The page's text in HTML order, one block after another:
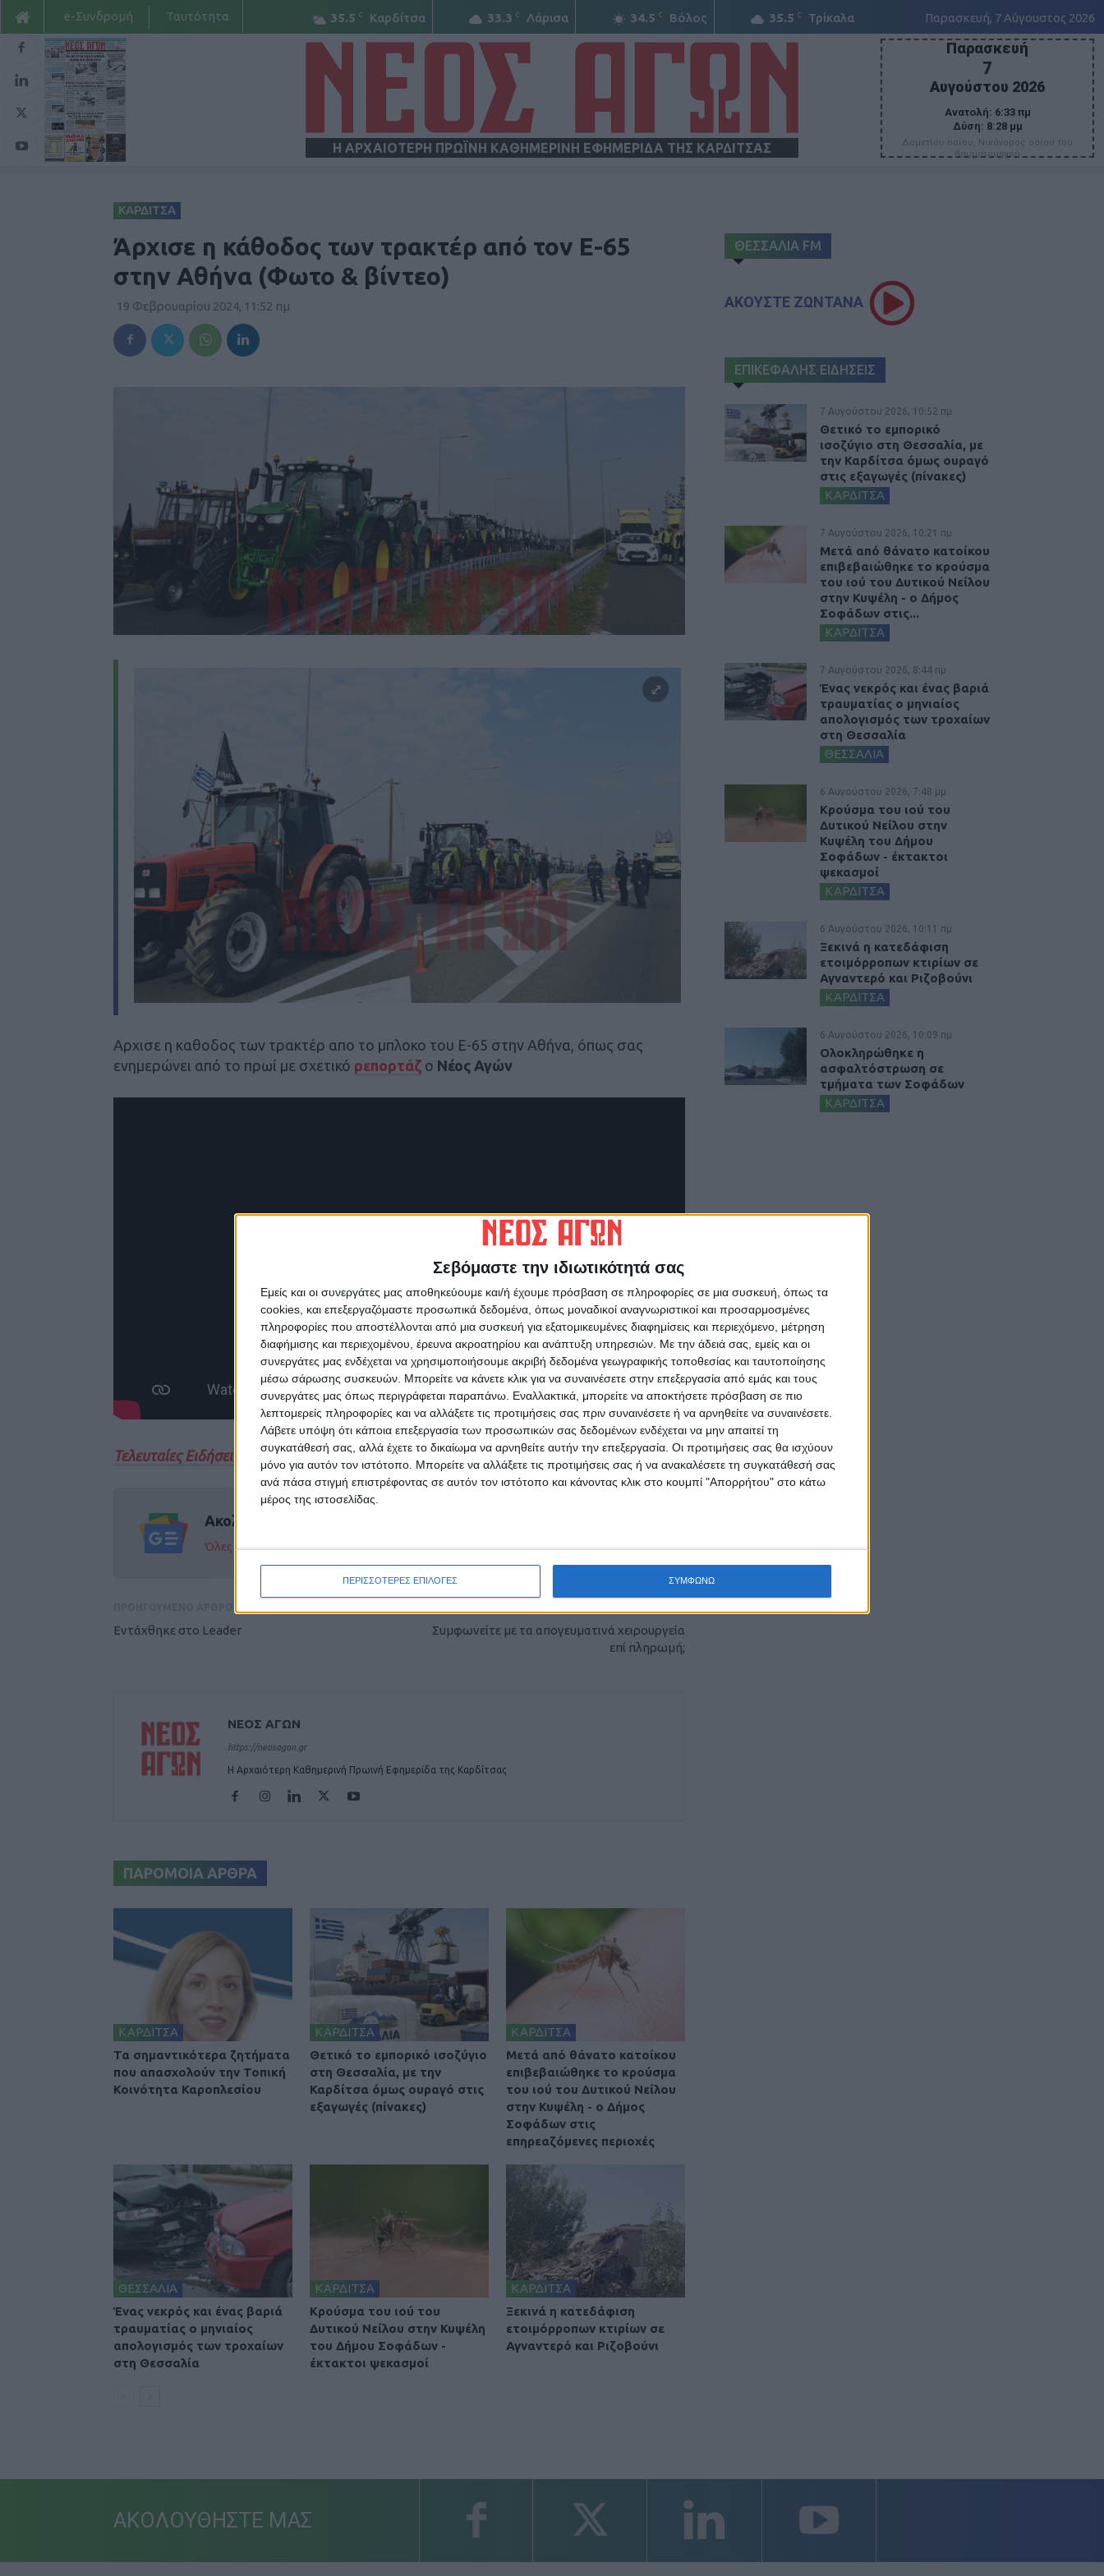
Σεβόμαστε την ιδιωτικότητά σας
Εμείς και οι συνεργάτες μας αποθηκεύουμε και/ή έχουμε πρόσβαση σε πληροφορίες σε μια συσκευή, όπως τα
cookies, και επεξεργαζόμαστε προσωπικά δεδομένα, όπως μοναδικοί αναγνωριστικοί και προσαρμοσμένες
πληροφορίες που αποστέλλονται από μια συσκευή για εξατομικευμένες διαφημίσεις και περιεχόμενο, μέτρηση
διαφήμισης και περιεχομένου, έρευνα ακροατηρίου και ανάπτυξη υπηρεσιών. Με την άδειά σας, εμείς και οι
συνεργάτες μας ενδέχεται να χρησιμοποιήσουμε ακριβή δεδομένα γεωγραφικής τοποθεσίας και ταυτοποίησης
μέσω σάρωσης συσκευών. Μπορείτε να κάνετε κλικ για να συναινέσετε στην επεξεργασία από εμάς και τους
συνεργάτες μας όπως περιγράφεται παραπάνω. Εναλλακτικά, μπορείτε να αποκτήσετε πρόσβαση σε πιο
λεπτομερείς πληροφορίες και να αλλάξετε τις προτιμήσεις σας πριν συναινέσετε ή να αρνηθείτε να συναινέσετε.
Λάβετε υπόψη ότι κάποια επεξεργασία των προσωπικών σας δεδομένων ενδέχεται να μην απαιτεί τη
συγκατάθεσή σας, αλλά έχετε το δικαίωμα να αρνηθείτε αυτήν την επεξεργασία. Οι προτιμήσεις σας θα ισχύουν
μόνο για αυτόν τον ιστότοπο. Μπορείτε να αλλάξετε τις προτιμήσεις σας ή να ανακαλέσετε τη συγκατάθεσή σας
ανά πάσα στιγμή επιστρέφοντας σε αυτόν τον ιστότοπο και κάνοντας κλικ στο κουμπί "Απορρήτου" στο κάτω
μέρος της ιστοσελίδας.
ΠΕΡΙΣΣΟΤΕΡΕΣ ΕΠΙΛΟΓΕΣ ΣΥΜΦΩΝΩ
35.5 C Καρδίτσα 33.3 C Λάρισα 34.5 C Βόλος 35.5 C Τρίκαλα Παρασκευή, 7 Αύγουστος 2026
e-Συνδρομή Ταυτότητα
Η ΑΡΧΑΙΟΤΕΡΗ ΠΡΩΪΝΗ ΚΑΘΗΜΕΡΙΝΗ ΕΦΗΜΕΡΙΔΑ ΤΗΣ ΚΑΡΔΙΤΣΑΣ
Παρασκευή
7
Αυγούστου 2026
Ανατολή: 6:33 πμ
Δύση: 8:28 μμ
Δομετίου οσίου, Νικάνορος οσίου του
θαυματουργού
ΚΑΡΔΙΤΣΑ
Άρχισε η κάθοδος των τρακτέρ από τον Ε-65
στην Αθήνα (Φωτο & βίντεο)
19 Φεβρουαρίου 2024, 11:52 πμ
Αρχισε η καθοδος των τρακτέρ απο το μπλοκο του Ε-65 στην Αθήνα, όπως σας
ενημερώνει από το πρωί με σχετικό ρεπορτάζ ο Νέος Αγών
Τελευταίες Ειδήσεις Σήμερα
Ακολούθησε την εφημερίδα ΝΕΟΣ ΑΓΩΝ στο Google News!
Όλες οι εξελίξεις στην περιοχή της Καρδίτσας και ευρύτερα της Θεσσαλίας
Εντάχθηκε στο Leader
Συμφωνείτε με τα απογευματινά χειρουργεία
επί πληρωμή;
ΝΕΟΣ ΑΓΩΝ
https://neosagon.gr
Η Αρχαιότερη Καθημερινή Πρωινή Εφημερίδα της Καρδίτσας
ΠΑΡΟΜΟΙΑ ΑΡΘΡΑ
ΚΑΡΔΙΤΣΑ
Τα σημαντικότερα ζητήματα
που απασχολούν την Τοπική
Κοινότητα Καροπλεσίου
ΚΑΡΔΙΤΣΑ
Θετικό το εμπορικό ισοζύγιο
στη Θεσσαλία, με την
Καρδίτσα όμως ουραγό στις
εξαγωγές (πίνακες)
ΚΑΡΔΙΤΣΑ
Μετά από θάνατο κατοίκου
επιβεβαιώθηκε το κρούσμα
του ιού του Δυτικού Νείλου
στην Κυψέλη - ο Δήμος
Σοφάδων στις
επηρεαζόμενες περιοχές
ΘΕΣΣΑΛΙΑ
Ένας νεκρός και ένας βαριά
τραυματίας ο μηνιαίος
απολογισμός των τροχαίων
στη Θεσσαλία
ΚΑΡΔΙΤΣΑ
Κρούσμα του ιού του
Δυτικού Νείλου στην Κυψέλη
του Δήμου Σοφάδων -
έκτακτοι ψεκασμοί
ΚΑΡΔΙΤΣΑ
Ξεκινά η κατεδάφιση
ετοιμόρροπων κτιρίων σε
Αγναντερό και Ριζοβούνι
ΘΕΣΣΑΛΙΑ FM
ΑΚΟΥΣΤΕ ΖΩΝΤΑΝΑ
ΕΠΙΚΕΦΑΛΗΣ ΕΙΔΗΣΕΙΣ
7 Αυγούστου 2026, 10:52 πμ
Θετικό το εμπορικό
ισοζύγιο στη Θεσσαλία, με
την Καρδίτσα όμως ουραγό
στις εξαγωγές (πίνακες)
ΚΑΡΔΙΤΣΑ
7 Αυγούστου 2026, 10:21 πμ
Μετά από θάνατο κατοίκου
επιβεβαιώθηκε το κρούσμα
του ιού του Δυτικού Νείλου
στην Κυψέλη - ο Δήμος
Σοφάδων στις...
ΚΑΡΔΙΤΣΑ
7 Αυγούστου 2026, 8:44 πμ
Ένας νεκρός και ένας βαριά
τραυματίας ο μηνιαίος
απολογισμός των τροχαίων
στη Θεσσαλία
ΘΕΣΣΑΛΙΑ
6 Αυγούστου 2026, 7:48 μμ
Κρούσμα του ιού του
Δυτικού Νείλου στην
Κυψέλη του Δήμου
Σοφάδων - έκτακτοι
ψεκασμοί
ΚΑΡΔΙΤΣΑ
6 Αυγούστου 2026, 10:11 πμ
Ξεκινά η κατεδάφιση
ετοιμόρροπων κτιρίων σε
Αγναντερό και Ριζοβούνι
ΚΑΡΔΙΤΣΑ
6 Αυγούστου 2026, 10:09 πμ
Ολοκληρώθηκε η
ασφαλτόστρωση σε
τμήματα των Σοφάδων
ΚΑΡΔΙΤΣΑ
ΑΚΟΛΟΥΘΗΣΤΕ ΜΑΣ